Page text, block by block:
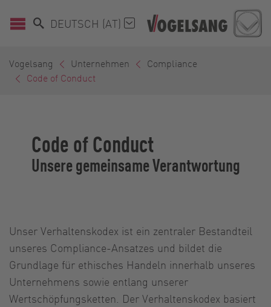
DEUTSCH (AT)
Vogelsang Unternehmen
Compliance
Code of Conduct
Code of Conduct
Unsere gemeinsame Verantwortung
Unser Verhaltenskodex ist ein zentraler Bestandteil
unseres Compliance-Ansatzes und bildet die
Grundlage für ethisches Handeln innerhalb unseres
Unternehmens sowie entlang unserer
Wertschöpfungsketten. Der Verhaltenskodex basiert